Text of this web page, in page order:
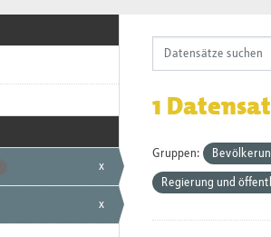
x
x
1
Gruppen:
Regierung und